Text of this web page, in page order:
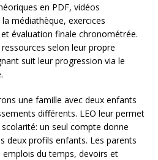
en PDF, vidéos
médiathèque, exercices
évaluation finale chronométrée.
selon leur propre
suit leur progression via le
une famille avec deux enfants
différents. LEO leur permet
un seul compte donne
deux profils enfants. Les parents
du temps, devoirs et